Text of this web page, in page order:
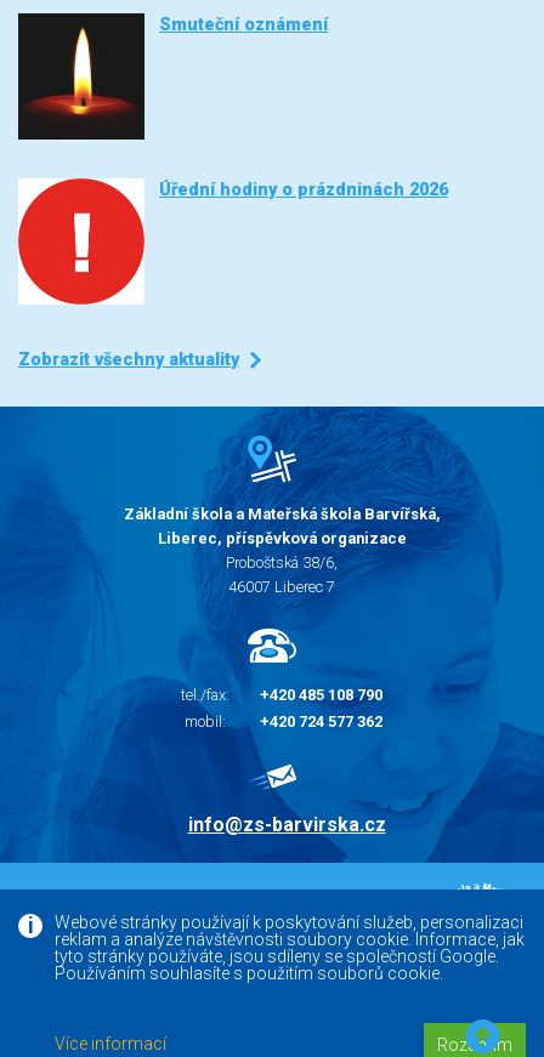
Webové stránky používají k poskytování služeb, personalizaci
reklam a analýze návštěvnosti soubory cookie. Informace, jak
tyto stránky používáte, jsou sdíleny se společností Google.
Používáním souhlasíte s použitím souborů cookie.
Více informací Rozumím
Smuteční oznámení
Úřední hodiny o prázdninách 2026
Zobrazit všechny aktuality
Základní škola a Mateřská škola Barvířská,
Liberec, příspěvková organizace
Proboštská 38/6,
46007 Liberec 7
tel./fax:
+420 485 108 790
mobil:
+420 724 577 362
info@zs-barvirska.cz
Facebook
Versoft.cz - tvorba www webových stránek, internetových